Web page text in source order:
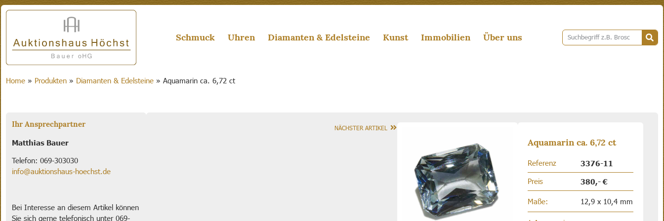
Schmuck Uhren Diamanten & Edelsteine Kunst Immobilien Über uns
Home » Produkten » Diamanten & Edelsteine » Aquamarin ca. 6,72 ct
Ihr Ansprechpartner
Matthias Bauer
Telefon: 069-303030
info@auktionshaus-hoechst.de
Bei Interesse an diesem Artikel können
Sie sich gerne telefonisch unter 069-
NÄCHSTER ARTIKEL
Aquamarin ca. 6,72 ct
Referenz 3376-11
Preis 380,- €
Maße: 12,9 x 10,4 mm